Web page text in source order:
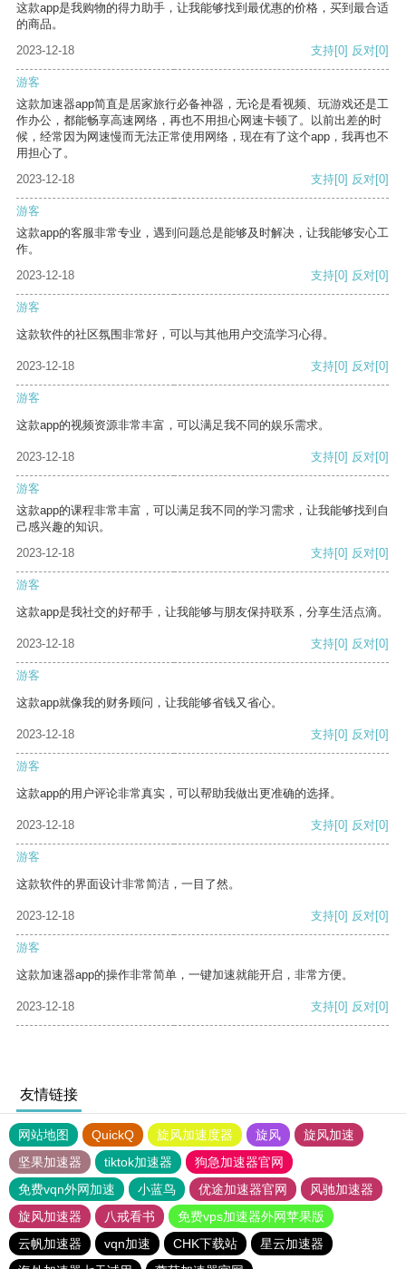
这款app是我购物的得力助手，让我能够找到最优惠的价格，买到最合适
的商品。
2023-12-18
支持[0] 反对[0]
游客
这款加速器app简直是居家旅行必备神器，无论是看视频、玩游戏还是工
作办公，都能畅享高速网络，再也不用担心网速卡顿了。以前出差的时
候，经常因为网速慢而无法正常使用网络，现在有了这个app，我再也不
用担心了。
2023-12-18
支持[0] 反对[0]
游客
这款app的客服非常专业，遇到问题总是能够及时解决，让我能够安心工
作。
2023-12-18
支持[0] 反对[0]
游客
这款软件的社区氛围非常好，可以与其他用户交流学习心得。
2023-12-18 支持[0] 反对[0]
游客
这款app的视频资源非常丰富，可以满足我不同的娱乐需求。
2023-12-18 支持[0] 反对[0]
游客
这款app的课程非常丰富，可以满足我不同的学习需求，让我能够找到自
己感兴趣的知识。
2023-12-18
支持[0] 反对[0]
游客
这款app是我社交的好帮手，让我能够与朋友保持联系，分享生活点滴。
2023-12-18 支持[0] 反对[0]
游客
这款app就像我的财务顾问，让我能够省钱又省心。
2023-12-18 支持[0] 反对[0]
游客
这款app的用户评论非常真实，可以帮助我做出更准确的选择。
2023-12-18 支持[0] 反对[0]
游客
这款软件的界面设计非常简洁，一目了然。
2023-12-18 支持[0] 反对[0]
游客
这款加速器app的操作非常简单，一键加速就能开启，非常方便。
2023-12-18 支持[0] 反对[0]
友情链接
网站地图 QuickQ 旋风加速度器 旋风
旋风加速
坚果加速器
tiktok加速器
狗急加速器官网
免费vqn外网加速
小蓝鸟 优途加速器官网
风驰加速器
旋风加速器
八戒看书
免费vps加速器外网苹果版
云帆加速器
vqn加速 CHK下载站
星云加速器